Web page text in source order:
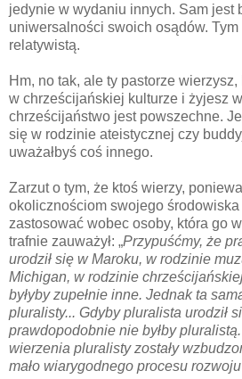
jedynie w wydaniu innych. Sam jest
uniwersalności swoich osądów. Tym
relatywistą.
Hm, no tak, ale ty pastorze
w chrześcijańskiej kulturze i żyjesz
chrześcijaństwo jest powszechne.
się w rodzinie ateistycznej czy
uważałbyś coś innego.
Zarzut o tym, że ktoś wierzy,
okolicznościom swojego
zastosować wobec osoby, która go
trafnie zauważył: „Przypuśćmy, że
urodził się w Maroku, w rodzinie
Michigan, w rodzinie
byłyby zupełnie inne. Jednak ta
pluralisty... Gdyby pluralista urodził
prawdopodobnie nie byłby
wierzenia pluralisty zostały
mało wiarygodnego procesu